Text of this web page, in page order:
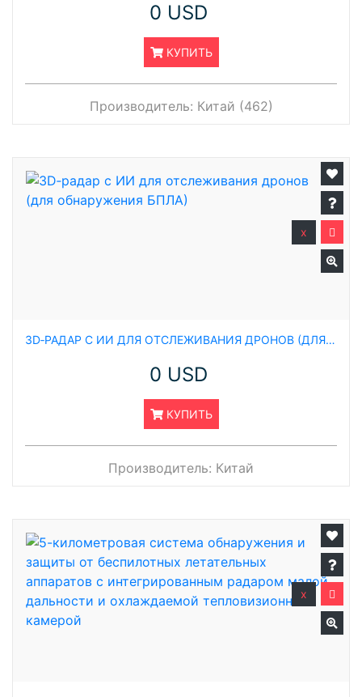
0 USD
КУПИТЬ
Производитель: Китай (462)
3D‑РАДАР С ИИ ДЛЯ ОТСЛЕЖИВАНИЯ ДРОНОВ (ДЛЯ ОБНАРУЖЕНИЯ БПЛА)
0 USD
КУПИТЬ
x
Производитель: Китай
x